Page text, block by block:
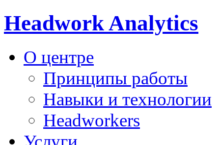
Headwork Analytics
О центре
Принципы работы
Навыки и технологии
Headworkers